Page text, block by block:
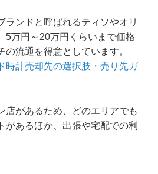
ランドと呼ばれるティソやオリ
5万円～20万円くらいまで価格
流通を得意としています。
時計売却先の選択肢・売り先ガ
店があるため、どのエリアでも
があるほか、出張や宅配での利